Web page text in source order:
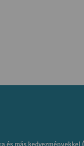
és más